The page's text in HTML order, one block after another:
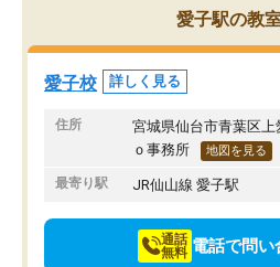
また駅前にあるのでアクセスは良い
すが駐車場がないのでお迎えの際に
隣のコインパーキングを利用また
上駐車をするしかない点が少し不便
愛子駅の教
愛子校 詳しく見る
住所
宮城県仙台市青葉区上
ｏ事務所
地図を見る
最寄り駅 JR仙山線 愛子駅
通話
無料 電話で問い